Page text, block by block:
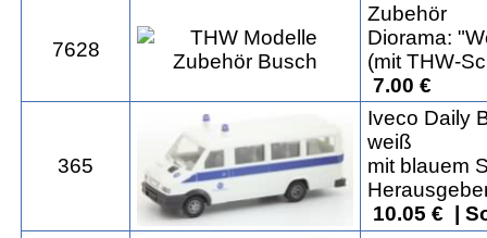
7628
Zubehör
Diorama:
(mit THW-
7.00 €
365
Iveco Daily
weiß
mit blauem
10.05 € |